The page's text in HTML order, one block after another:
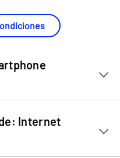
Internet